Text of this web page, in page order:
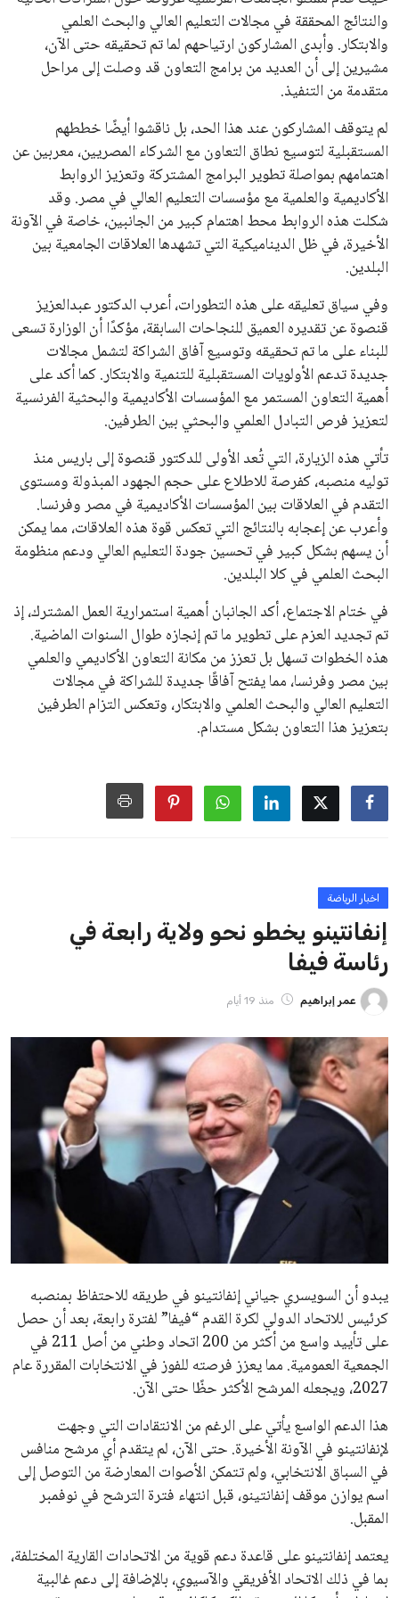
يبدو أن السويسري جياني إنفانتينو في طريقه للاحتفاظ بمنصبه
كرئيس للاتحاد الدولي لكرة القدم “فيفا” لفترة رابعة، بعد أن حصل
الجمعية العمومية. مما يعزز فرصته للفوز في الانتخابات المقررة عام
2027، ويجعله المرشح الأكثر حظًا حتى الآن.
هذا الدعم الواسع يأتي على الرغم من الانتقادات التي وجهت
لإنفانتينو في الآونة الأخيرة. حتى الآن، لم يتقدم أي مرشح منافس
في السباق الانتخابي، ولم تتمكن الأصوات المعارضة من التوصل إلى
اسم يوازن موقف إنفانتينو، قبل انتهاء فترة الترشح في نوفمبر
المقبل.
يعتمد إنفانتينو على قاعدة دعم قوية من الاتحادات القارية المختلفة،
بما في ذلك الاتحاد الأفريقي والآسيوي، بالإضافة إلى دعم غالبية
اتحادات أمريكا الجنوبية والكونكاكاف. وقد ساهمت مجموعة من
القرارات التي اتخذها في زيادة الموارد المالية لهذه الاتحادات، فضلاً
عن رفع عدد الفرق المشاركة في كأس العالم، وإطلاق بطولات دولية
جديدة تحت مظلة “فيفا”.
على الجانب الآخر، تتركز المعارضة بشكل ملحوظ داخل القارة
الأوروبية، حيث ارتفعت حدة الانتقادات الموجهة إلى إنفانتينو
بسبب التوسع المستمر في البطولات الدولية وأثر ذلك على الجدول
الزمني للمسابقات المحلية. وقد دعا رئيس رابطة الدوري الإسباني،
خافيير تيباس، إلى تنحّي إنفانتينو، معتبراً أن سياساته تضر بصناعة
كرة القدم وتزيد من ضغوط المباريات.
على الرغم من هذه الانتقادات، تشير التوقعات إلى أن إنفانتينو
يمتلك فرصًا كبيرة للفوز بولاية جديدة، خصوصًا في ظل غياب
منافس قوي يتمتع بإجماع داخل الأسرة الكروية الدولية. هذا يعزز
من فرص استمراره في قيادة “فيفا” حتى عام 2031.
ايوا مصر
الاخبار الشائعة
إنفانتينو يخطو نحو ولاية رابعة في رئاسة فيفا
عمر إبراهيم
مستثمر هندي بريطاني يسعى لامتلاك حصة
عمر إبراهيم 22 يوليو 2026
تحقق من قهوتك المغشوشة 7 علامات تدل
على جودتها قبل أول رشفة
خالد فؤاد 18 يوليو 2026
القائمة البريدية
انضم إلى قائمة المشتركين لدينا لتحصل على أحدث الأخبار، التحديثات
والعروض الخاصة مباشرة في صندوق بريدك
اشتراك